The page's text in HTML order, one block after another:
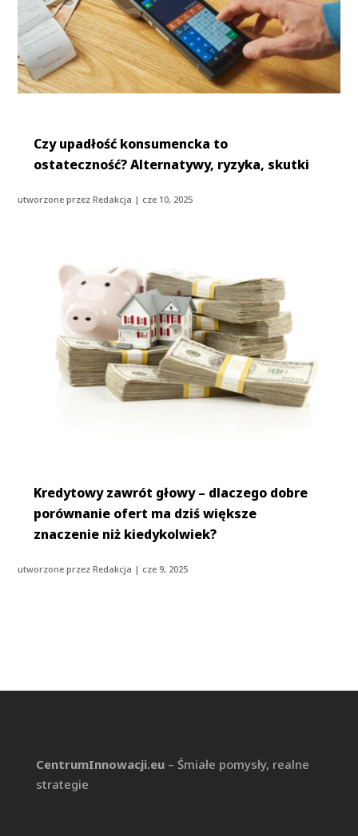
Czy upadłość konsumencka to
ostateczność? Alternatywy, ryzyka, skutki
utworzone przezRedakcja | cze 10, 2025
Kredytowy zawrót głowy – dlaczego dobre
porównanie ofert ma dziś większe
znaczenie niż kiedykolwiek?
utworzone przezRedakcja | cze 9, 2025
CentrumInnowacji.eu– Śmiałe pomysły, realne
strategie